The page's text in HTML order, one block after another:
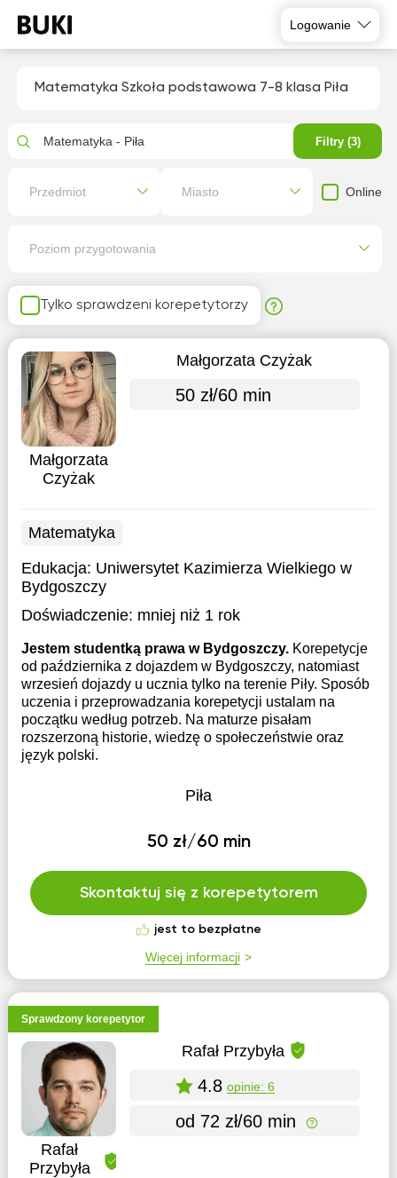
Logowanie
Matematyka Szkoła podstawowa 7-8 klasa Piła
Tylko sprawdzeni korepetytorzy
Małgorzata
Czyżak
Małgorzata Czyżak
50 zł/60 min
Matematyka
Edukacja: Uniwersytet Kazimierza Wielkiego w
Bydgoszczy
Doświadczenie: mniej niż 1 rok
Jestem studentką prawa w Bydgoszczy. Korepetycje
od października z dojazdem w Bydgoszczy, natomiast
wrzesień dojazdy u ucznia tylko na terenie Piły. Sposób
uczenia i przeprowadzania korepetycji ustalam na
początku według potrzeb. Na maturze pisałam
rozszerzoną historie, wiedzę o społeczeństwie oraz
język polski.
Piła
50 zł/60 min
Skontaktuj się z korepetytorem
jest to bezpłatne
Więcej informacji
Sprawdzony korepetytor
Rafał
Przybyła
Rafał Przybyła
4.8 opinie: 6
od 72 zł/60 min
Matematyka - Piła Filtry (3)
Przedmiot Miasto Online
Poziom przygotowania